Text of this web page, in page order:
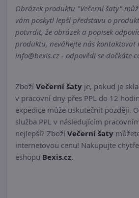
Obrázek produktu "Večerní šaty"
vám poskytl lepší představu o
potvrdit, že obrázek a popisek
produktu, neváhejte nás kontaktovat
info@bexis.cz - odpovědi se dočkáte
Zboží Večerní šaty je, pokud je
v pracovní dny přes PPL do 12
expedice může uskutečnit později.
služba PPL v následujícím
nejlepší? Zboží Večerní šaty
internetovou cenu! Nakupujte
eshopu Bexis.cz.